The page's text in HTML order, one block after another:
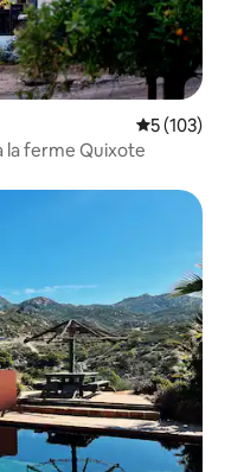
Évaluation
5 (103)
la ferme Quixote